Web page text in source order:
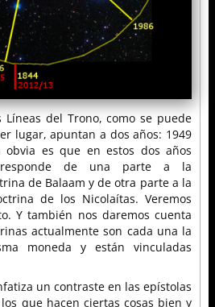
Líneas del Trono, como se puede
lugar, apuntan a dos años: 1949
obvia es que en estos dos años
de una parte a la
de Balaam y de otra parte a la
de los Nicolaítas. Veremos
Y también nos daremos cuenta
actualmente son cada una la
moneda y están vinculadas
un contraste en las epístolas
que hacen ciertas cosas bien y